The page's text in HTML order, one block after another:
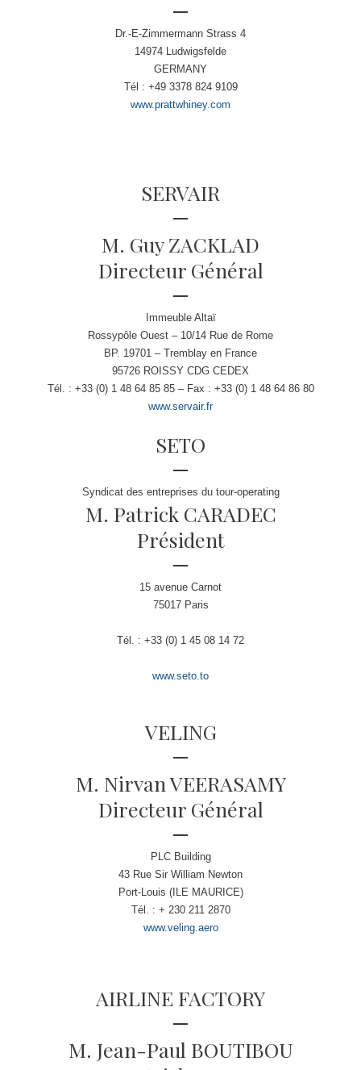
Dr.-E-Zimmermann Strass 4
14974 Ludwigsfelde
GERMANY
Tél : +49 3378 824 9109
www.prattwhiney.com
SERVAIR
M. Guy ZACKLAD
Directeur Général
Immeuble Altaï
Rossypôle Ouest – 10/14 Rue de Rome
BP. 19701 – Tremblay en France
95726 ROISSY CDG CEDEX
Tél. : +33 (0) 1 48 64 85 85 – Fax : +33 (0) 1 48 64 86 80
www.servair.fr
SETO
Syndicat des entreprises du tour-operating
M. Patrick CARADEC
Président
15 avenue Carnot
75017 Paris
Tél. : +33 (0) 1 45 08 14 72
www.seto.to
VELING
M. Nirvan VEERASAMY
Directeur Général
PLC Building
43 Rue Sir William Newton
Port-Louis (ILE MAURICE)
Tél. : + 230 211 2870
www.veling.aero
AIRLINE FACTORY
M. Jean-Paul BOUTIBOU